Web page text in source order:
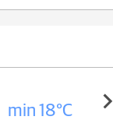
min 18°C